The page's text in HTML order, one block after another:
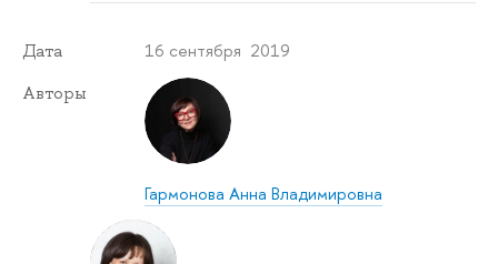
Дата 16 сентября 2019
Авторы
Гармонова Анна Владимировна